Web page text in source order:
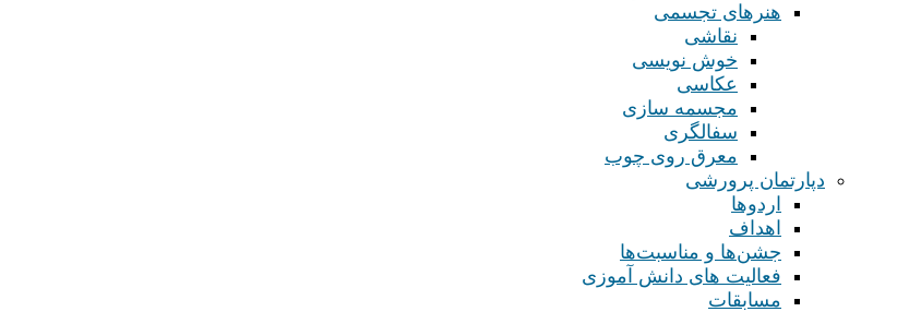
هنرهای تجسمی
نقاشی
خوش نویسی
عکاسی
مجسمه سازی
سفالگری
معرق روی چوب
دپارتمان پرورشی
اردوها
اهداف
جشن‌ها و مناسبت‌ها
فعالیت های دانش آموزی
مسابقات